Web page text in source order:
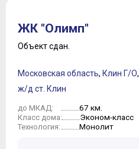
ЖК "Олимп"
Объект сдан.
Московская область, Клин Г/О,
ж/д ст. Клин
до МКАД: 67 км.
Класс дома: Эконом-класс
Технология: Монолит